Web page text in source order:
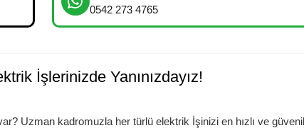
0542 273 4765
İşlerinizde Yanınızdayız!
Uzman kadromuzla her türlü elektrik İşinizi en hızlı ve